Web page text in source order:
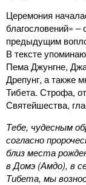
Церемония
благословений»
предыдущим
В тексте
Пема Джунгне,
Дрепунг, а также
Тибета. Строфа,
Святейшества,
Тебе, чудесным
согласно
близ места
в Домэ (Амдо), в
Тибета, мы